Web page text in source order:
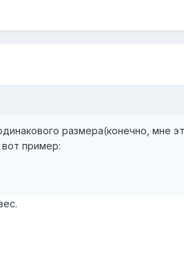
размера(конечно, мне
пример: